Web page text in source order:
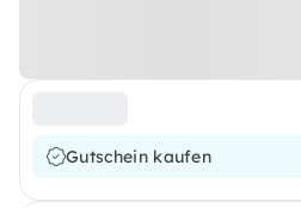
Gutschein kaufen